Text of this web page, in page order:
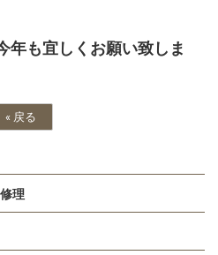
年も宜しくお願い致しま
« 戻る
理